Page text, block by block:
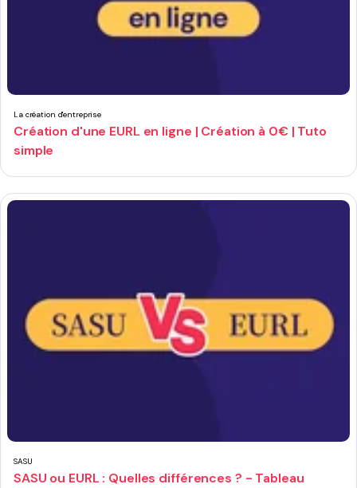
La création d'entreprise
Création d'une EURL en ligne | Création à 0€ | Tuto
simple
SASU
SASU ou EURL : Quelles différences ? - Tableau